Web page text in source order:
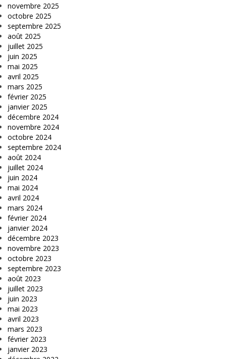
novembre 2025
octobre 2025
septembre 2025
août 2025
juillet 2025
juin 2025
mai 2025
avril 2025
mars 2025
février 2025
janvier 2025
décembre 2024
novembre 2024
octobre 2024
septembre 2024
août 2024
juillet 2024
juin 2024
mai 2024
avril 2024
mars 2024
février 2024
janvier 2024
décembre 2023
novembre 2023
octobre 2023
septembre 2023
août 2023
juillet 2023
juin 2023
mai 2023
avril 2023
mars 2023
février 2023
janvier 2023